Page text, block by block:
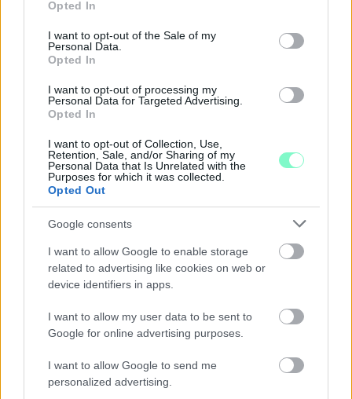
use your data for below specified purposes in below Google
consent section.
Opted In
I want to opt-out of the Sale of my
Personal Data.
Opted In
I want to opt-out of processing my
Personal Data for Targeted Advertising.
Opted In
I want to opt-out of Collection, Use,
Retention, Sale, and/or Sharing of my
Personal Data that Is Unrelated with the
Purposes for which it was collected.
Opted Out
Google consents
I want to allow Google to enable storage
related to advertising like cookies on web or
device identifiers in apps.
I want to allow my user data to be sent to
Google for online advertising purposes.
I want to allow Google to send me
personalized advertising.
Szólj hozzá!
IGAZI RITKASÁG: KILENC NAPPAL KORÁBBAN
FELÜLJÁRÓT
Hétfőn hajnali négy órától ismét minden közlekedő használhatja